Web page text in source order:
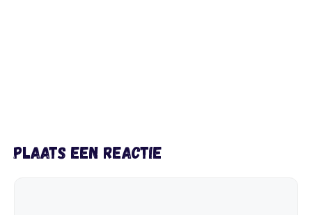
Plaats een reactie